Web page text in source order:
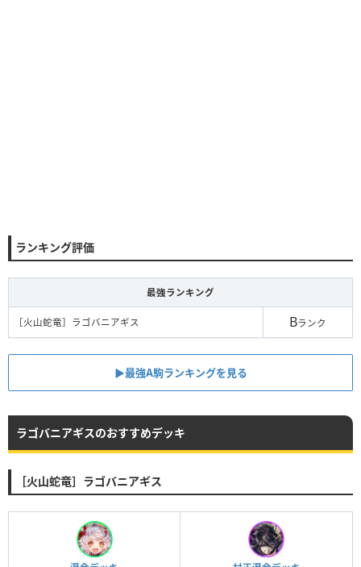
ランキング評価
最強ランキング
［火山蛇竜］ラゴバニアギス Bランク
▶︎最強A駒ランキングを見る
ラゴバニアギスのおすすめデッキ
［火山蛇竜］ラゴバニアギス